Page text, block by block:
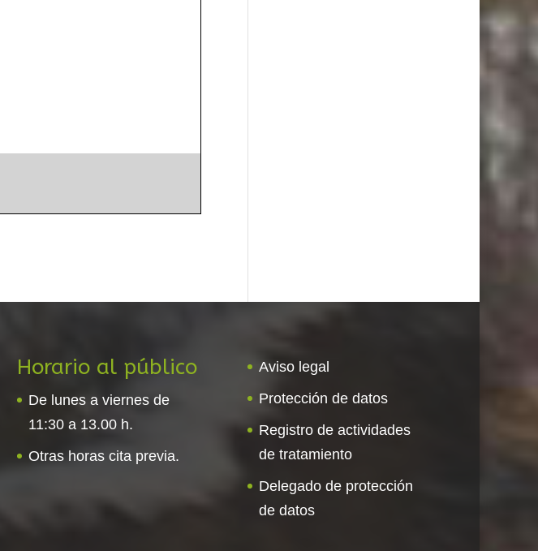
Horario al público
De lunes a viernes de
11:30 a 13.00 h.
Otras horas cita previa.
Aviso legal
Protección de datos
Registro de actividades
de tratamiento
Delegado de protección
de datos